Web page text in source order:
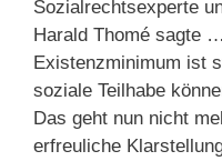
Sozialrechtsexperte
Harald Thomé sagte
Existenzminimum ist
soziale Teilhabe
Das geht nun nicht
erfreuliche